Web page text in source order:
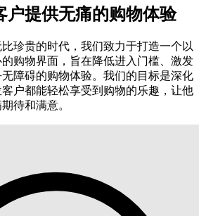
户提供无痛的购物体验
珍贵的时代，我们致力于打造一个以
购物界面，旨在降低进入门槛、激发
障碍的购物体验。我们的目标是深化
户都能轻松享受到购物的乐趣，让他
待和满意。